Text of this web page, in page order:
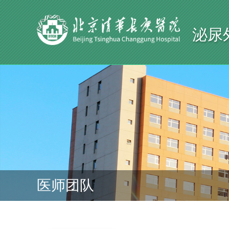
泌尿
医师团队